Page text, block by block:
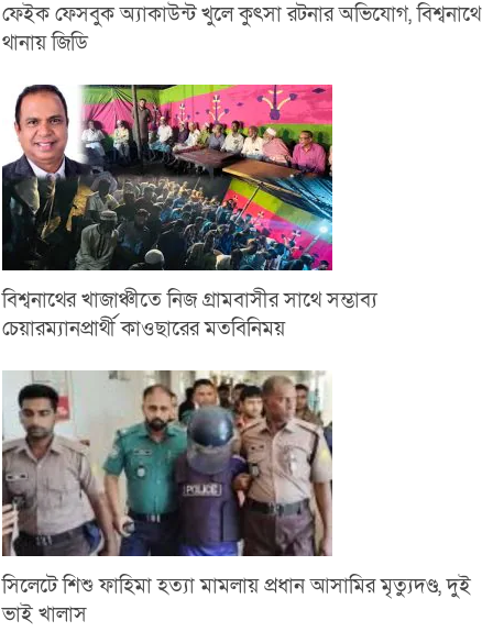
ফেইক ফেসবুক অ্যাকাউন্ট খুলে কুৎসা রটনার অভিযোগ, বিশ্বনাথে
থানায় জিডি
বিশ্বনাথের খাজাঞ্চীতে নিজ গ্রামবাসীর সাথে সম্ভাব্য
চেয়ারম্যানপ্রার্থী কাওছারের মতবিনিময়
সিলেটে শিশু ফাহিমা হত্যা মামলায় প্রধান আসামির মৃত্যুদণ্ড, দুই
ভাই খালাস